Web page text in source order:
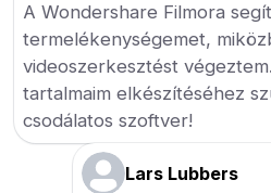
A Wondershare Filmora
termelékenységemet,
videoszerkesztést
tartalmaim elkészítéséhez
csodálatos szoftver!
Lars Lubbers